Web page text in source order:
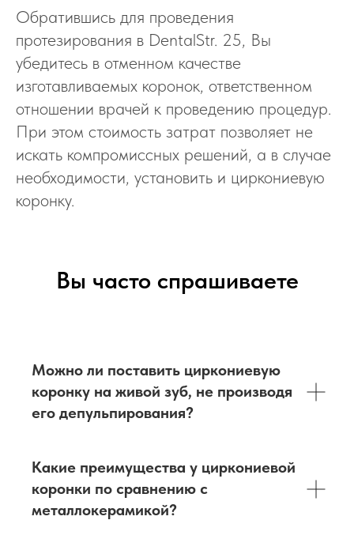
Обратившись для проведения
протезирования в DentalStr. 25, Вы
убедитесь в отменном качестве
изготавливаемых коронок, ответственном
отношении врачей к проведению процедур.
При этом стоимость затрат позволяет не
искать компромиссных решений, а в случае
необходимости, установить и циркониевую
коронку.
Вы часто спрашиваете
Можно ли поставить циркониевую
коронку на живой зуб, не производя
его депульпирования?
Какие преимущества у циркониевой
коронки по сравнению с
металлокерамикой?